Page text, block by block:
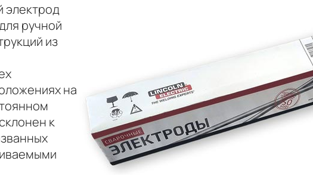
электрод
ручной
из
на
к